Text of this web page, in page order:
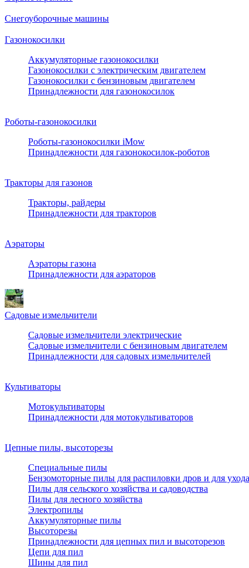
Снегоуборочные машины
Газонокосилки
Аккумуляторные газонокосилки
Газонокосилки с электрическим двигателем
Газонокосилки с бензиновым двигателем
Принадлежности для газонокосилок
Роботы-газонокосилки
Роботы-газонокосилки iMow
Принадлежности для газонокосилок-роботов
Тракторы для газонов
Тракторы, райдеры
Принадлежности для тракторов
Аэраторы
Аэраторы газона
Принадлежности для аэраторов
Садовые измельчители
Садовые измельчители электрические
Садовые измельчители с бензиновым двигателем
Принадлежности для садовых измельчителей
Культиваторы
Мотокультиваторы
Принадлежности для мотокультиваторов
Цепные пилы, высоторезы
Специальные пилы
Бензомоторные пилы для распиловки дров и для
Пилы для сельского хозяйства и садоводства
Пилы для лесного хозяйства
Электропилы
Аккумуляторные пилы
Высоторезы
Принадлежности для цепных пил и высоторезов
Цепи для пил
Шины для пил